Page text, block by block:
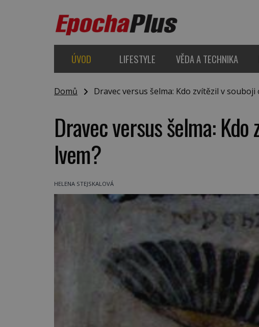
ÚVOD LIFESTYLE VĚDA A TECHNIKA
Domů Dravec versus šelma: Kdo zvítězil v souboji
Dravec versus šelma:
lvem?
HELENA STEJSKALOVÁ